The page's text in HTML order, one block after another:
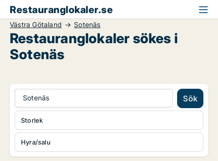
Restauranglokaler.se
Västra Götaland Sotenäs
Restauranglokaler sökes i
Sotenäs
Sotenäs Sök
Hyra/salu
Storlek